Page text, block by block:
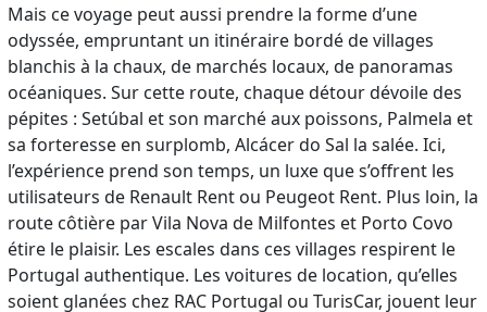
Mais ce voyage peut aussi prendre la forme d’une
odyssée, empruntant un itinéraire bordé de villages
blanchis à la chaux, de marchés locaux, de panoramas
océaniques. Sur cette route, chaque détour dévoile des
pépites : Setúbal et son marché aux poissons, Palmela et
sa forteresse en surplomb, Alcácer do Sal la salée. Ici,
l’expérience prend son temps, un luxe que s’offrent les
utilisateurs de Renault Rent ou Peugeot Rent. Plus loin, la
route côtière par Vila Nova de Milfontes et Porto Covo
étire le plaisir. Les escales dans ces villages respirent le
Portugal authentique. Les voitures de location, qu’elles
soient glanées chez RAC Portugal ou TurisCar, jouent leur